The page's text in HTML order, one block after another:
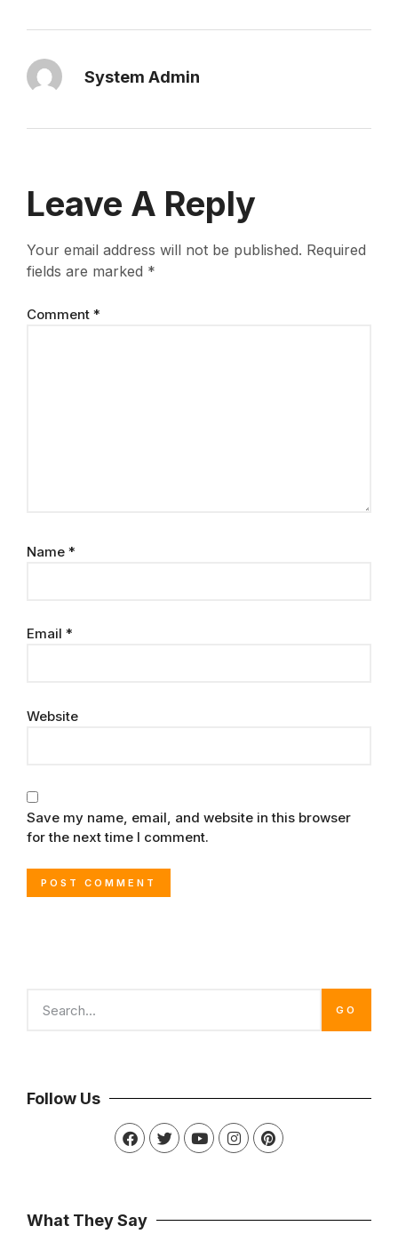
GO
Follow Us
What They Say
System Admin
Leave A Reply
Your email address will not be published. Required
fields are marked *
Comment *
Name *
Email *
Website
Save my name, email, and website in this browser
for the next time I comment.